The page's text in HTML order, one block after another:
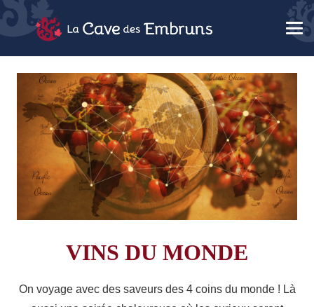
VINS DU MONDE
On voyage avec des saveurs des 4 coins du monde ! Là